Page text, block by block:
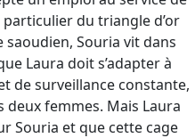
du triangle d’or
Souria vit dans
Laura doit s’adapter à
de surveillance constante,
femmes. Mais Laura
Souria et que cette cage